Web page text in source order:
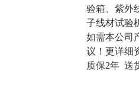
验箱、紫外
子线材试验
如需本公司
议！更详细
质保2年 送